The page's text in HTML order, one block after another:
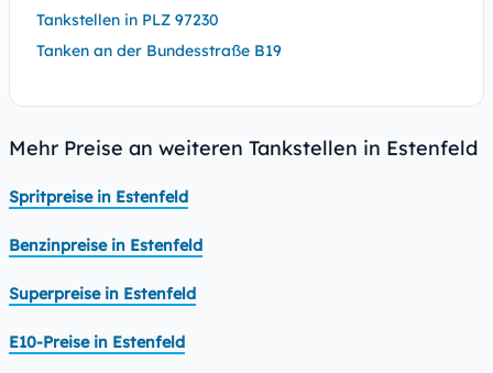
Tankstellen in PLZ 97230
Tanken an der Bundesstraße B19
Mehr Preise an weiteren Tankstellen in Estenfeld
Spritpreise in Estenfeld
Benzinpreise in Estenfeld
Superpreise in Estenfeld
E10-Preise in Estenfeld